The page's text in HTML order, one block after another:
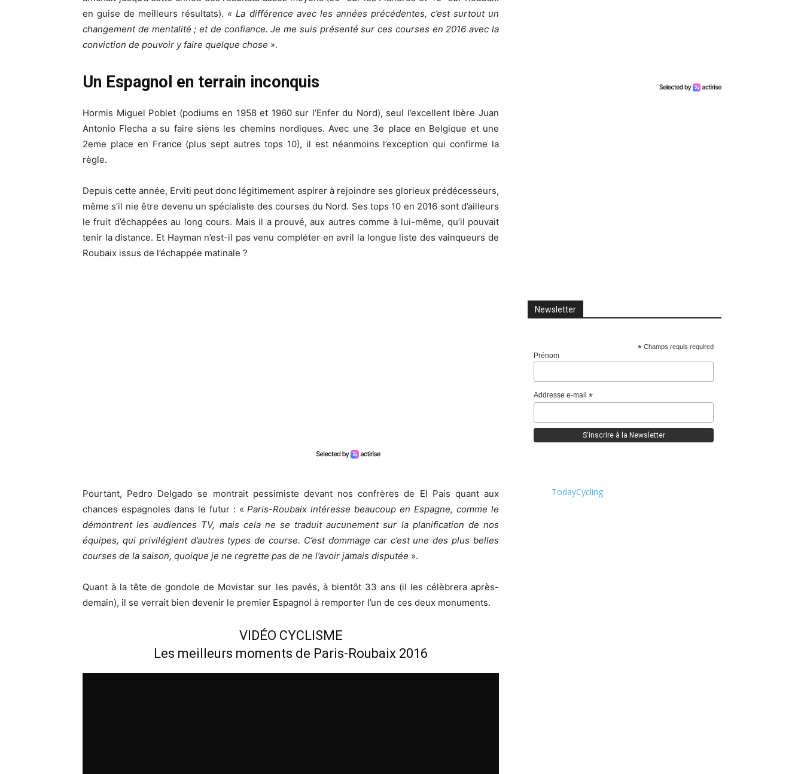
en guise de meilleurs résultats). « La différence avec les années précédentes, c’est surtout un
changement de mentalité ; et de confiance. Je me suis présenté sur ces courses en 2016 avec la
conviction de pouvoir y faire quelque chose ».
Un Espagnol en terrain inconquis
Hormis Miguel Poblet (podiums en 1958 et 1960 sur l’Enfer du Nord), seul l’excellent Ibère Juan
Antonio Flecha a su faire siens les chemins nordiques. Avec une 3e place en Belgique et une
2eme place en France (plus sept autres tops 10), il est néanmoins l’exception qui confirme la
règle.
Depuis cette année, Erviti peut donc légitimement aspirer à rejoindre ses glorieux prédécesseurs,
même s’il nie être devenu un spécialiste des courses du Nord. Ses tops 10 en 2016 sont d’ailleurs
le fruit d’échappées au long cours. Mais il a prouvé, aux autres comme à lui-même, qu’il pouvait
tenir la distance. Et Hayman n’est-il pas venu compléter en avril la longue liste des vainqueurs de
Roubaix issus de l’échappée matinale ?
Pourtant, Pedro Delgado se montrait pessimiste devant nos confrères de El Pais quant aux
chances espagnoles dans le futur : «Paris-Roubaix intéresse beaucoup en Espagne, comme le
démontrent les audiences TV, mais cela ne se traduit aucunement sur la planification de nos
équipes, qui privilégient d’autres types de course. C’est dommage car c’est une des plus belles
courses de la saison, quoique je ne regrette pas de ne l’avoir jamais disputée ».
Quant à la tête de gondole de Movistar sur les pavés, à bientôt 33 ans (il les célèbrera après-
demain), il se verrait bien devenir le premier Espagnol à remporter l’un de ces deux monuments.
VIDÉO CYCLISME
Les meilleurs moments de Paris-Roubaix 2016
Newsletter
* Champs requis required
Prénom
Addresse e-mail *
TodayCycling